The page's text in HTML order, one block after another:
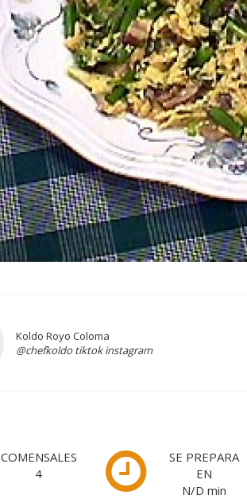
Koldo Royo Coloma
@chefkoldo tiktok instagram
COMENSALES
4
SE PREPARA
EN
N/D min